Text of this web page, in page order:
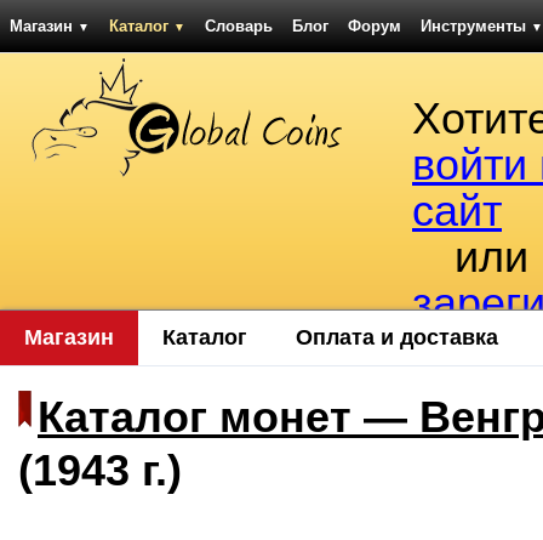
Магазин ▼ Каталог ▼ Словарь Блог Форум Инструменты ▼
войти
сайт
или
Магазин Каталог Оплата и доставка
Каталог монет —
(1943 г.)